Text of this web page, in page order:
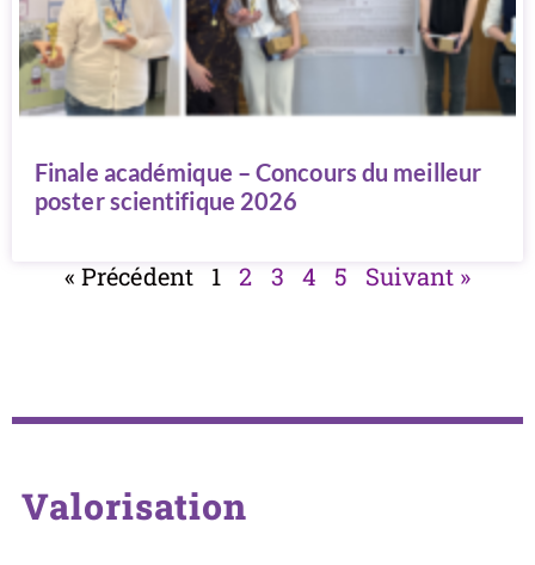
Finale académique – Concours du meilleur
poster scientifique 2026
« Précédent 1 2 3 4 5 Suivant »
Valorisation